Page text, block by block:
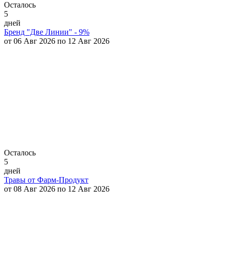
Осталось
5
дней
Бренд "Две Линии" - 9%
от 06 Авг 2026 по 12 Авг 2026
Осталось
5
дней
Травы от Фарм-Продукт
от 08 Авг 2026 по 12 Авг 2026